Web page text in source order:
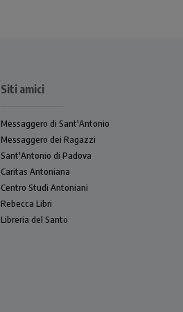
Siti amici
Messaggero di Sant'Antonio
Messaggero dei Ragazzi
Sant'Antonio di Padova
Caritas Antoniana
Centro Studi Antoniani
Rebecca Libri
Libreria del Santo